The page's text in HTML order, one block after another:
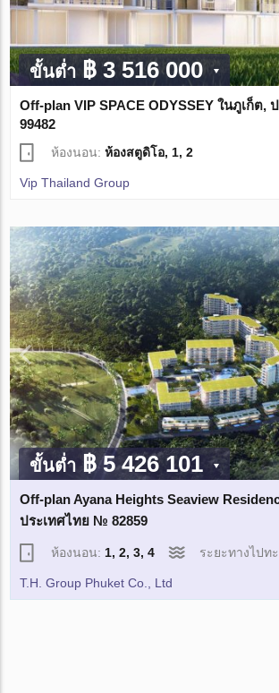
ขั้นต่ำ ฿ 3 516 000
Off-plan VIP SPACE ODYSSEY ในภูเก็ต,
99482
ห้องนอน:ห้องสตูดิโอ, 1, 2
Vip Thailand Group
ขั้นต่ำ฿ 5 426 101
Off-plan Ayana Heights Seaview
ประเทศไทย № 82859
ห้องนอน:1, 2, 3, 4 ระยะทางไปท
T.H. Group Phuket Co., Ltd